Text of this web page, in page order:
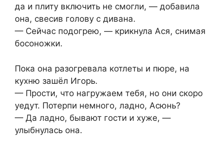
да и плиту включить не смогли, — добавила
она, свесив голову с дивана.
— Сейчас подогрею, — крикнула Ася, снимая
босоножки.
Пока она разогревала котлеты и пюре, на
кухню зашёл Игорь.
— Прости, что нагружаем тебя, но они скоро
уедут. Потерпи немного, ладно, Асюнь?
— Да ладно, бывают гости и хуже, —
улыбнулась она.